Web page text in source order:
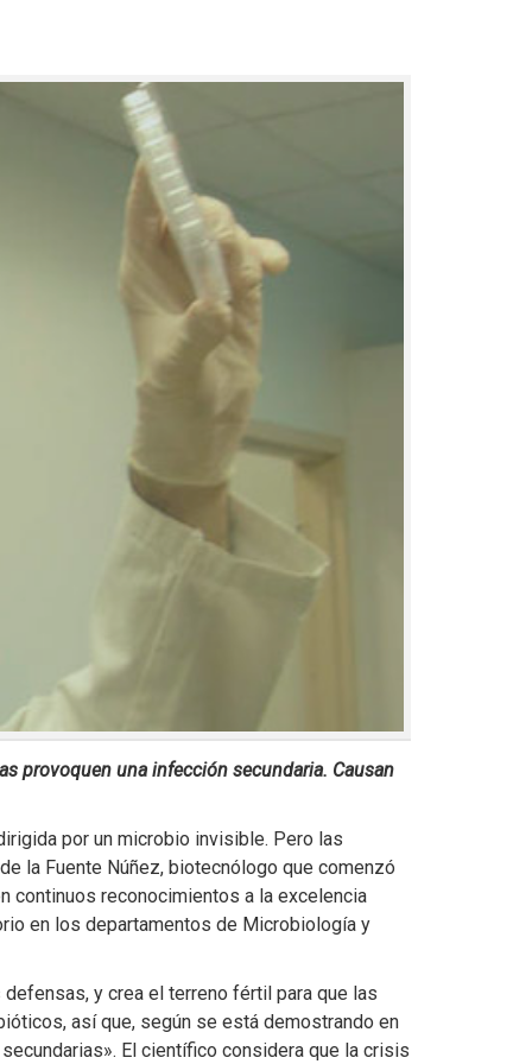
provoquen una infección secundaria. Causan
por un microbio invisible. Pero las
la Fuente Núñez, biotecnólogo que comenzó
continuos reconocimientos a la excelencia
en los departamentos de Microbiología y
y crea el terreno fértil para que las
así que, según se está demostrando en
El científico considera que la crisis